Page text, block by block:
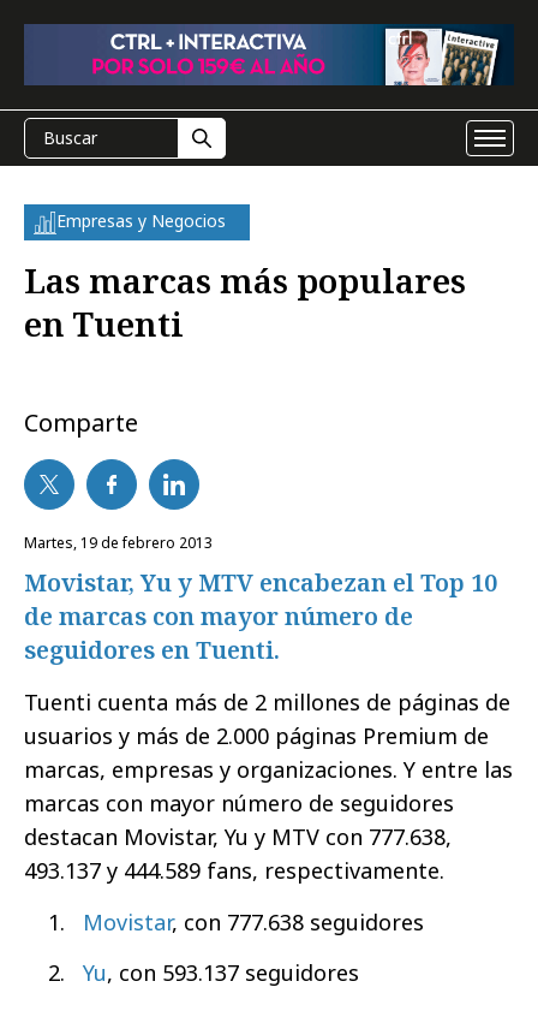
Empresas y Negocios
Las marcas más populares
en Tuenti
Comparte
martes, 19 de febrero 2013
Movistar, Yu y MTV encabezan el Top 10
de marcas con mayor número de
seguidores en Tuenti.
Tuenti cuenta más de 2 millones de páginas de
usuarios y más de 2.000 páginas Premium de
marcas, empresas y organizaciones. Y entre las
marcas con mayor número de seguidores
destacan Movistar, Yu y MTV con 777.638,
493.137 y 444.589 fans, respectivamente.
Movistar, con 777.638 seguidores
Yu, con 593.137 seguidores